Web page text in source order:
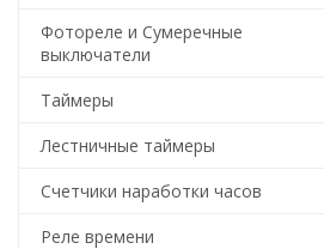
Фотореле и Сумеречные
выключатели
Таймеры
Лестничные таймеры
Счетчики наработки часов
Реле времени